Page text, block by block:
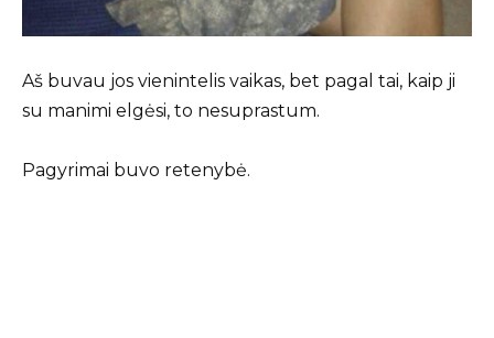
Aš buvau jos vienintelis vaikas, bet pagal tai, kaip ji
su manimi elgėsi, to nesuprastum.
Pagyrimai buvo retenybė.